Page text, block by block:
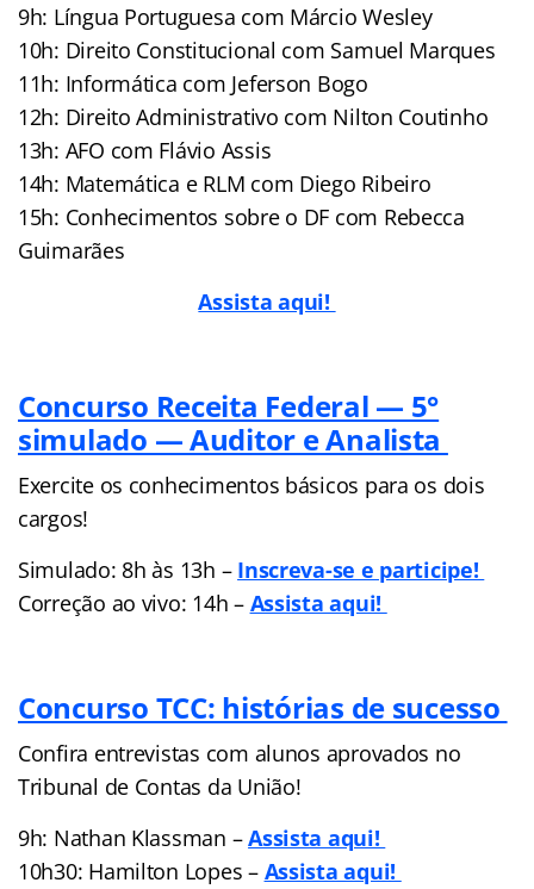
9h: Língua Portuguesa com Márcio Wesley
10h: Direito Constitucional com Samuel Marques
11h: Informática com Jeferson Bogo
12h: Direito Administrativo com Nilton Coutinho
13h: AFO com Flávio Assis
14h: Matemática e RLM com Diego Ribeiro
15h: Conhecimentos sobre o DF com Rebecca
Guimarães
Assista aqui!
Concurso Receita Federal — 5°
simulado — Auditor e Analista
Exercite os conhecimentos básicos para os dois
cargos!
Simulado: 8h às 13h – Inscreva-se e participe!
Correção ao vivo: 14h – Assista aqui!
Concurso TCC: histórias de sucesso
Confira entrevistas com alunos aprovados no
Tribunal de Contas da União!
9h: Nathan Klassman –Assista aqui!
10h30: Hamilton Lopes – Assista aqui!